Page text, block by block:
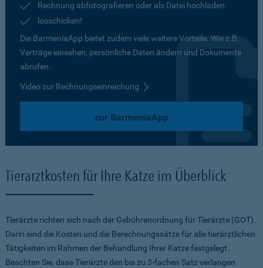
Rechnung abfotografieren oder als Datei hochladen
losschicken!
Die BarmeniaApp bietet zudem viele weitere Vorteile. Wie z.B.
Verträge einsehen, persönliche Daten ändern und Dokumente
abrufen.
Video zur Rechnungseinreichung
zur BarmeniaApp
Tierarztkosten für Ihre Katze im Überblick
Tierärzte richten sich nach der Gebührenordnung für Tierärzte (GOT).
Darin sind die Kosten und die Berechnungssätze für alle tierärztlichen
Tätigkeiten im Rahmen der Behandlung Ihrer Katze festgelegt.
Beachten Sie, dass Tierärzte den bis zu 3-fachen Satz verlangen